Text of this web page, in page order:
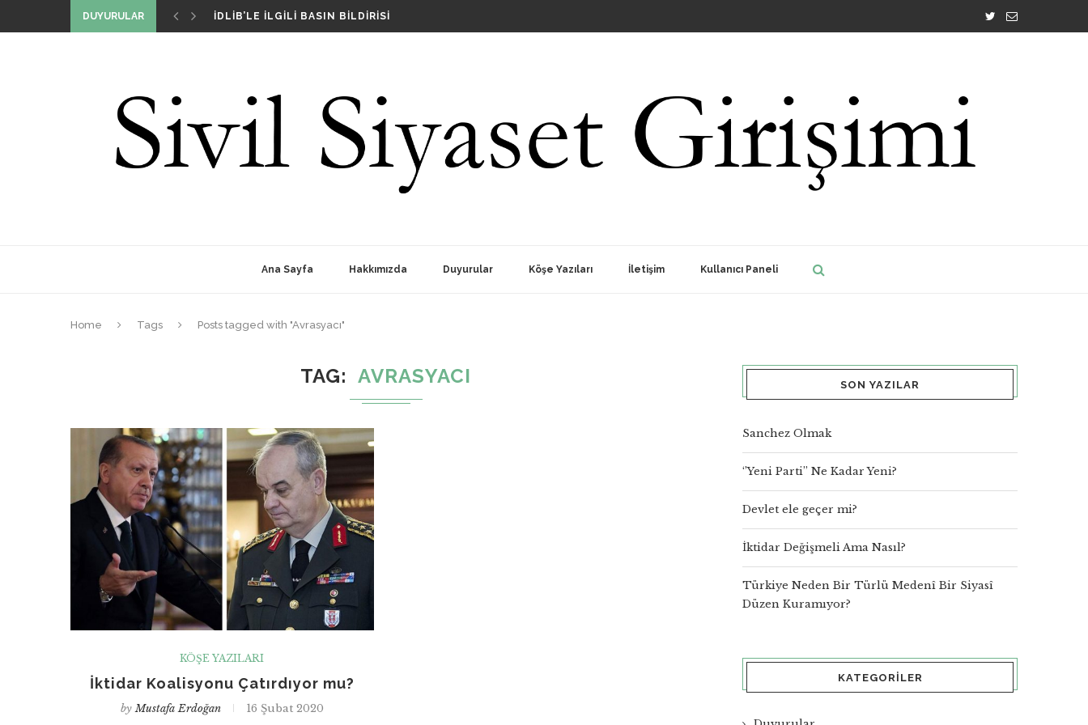
DUYURULAR
İDLIB’LE İLGILI BASIN BILDIRISI
DIŞ POLITIKA DAVRANIŞLARINDA SIYASILERI AKLI SELIME DAVET EDIYORUZ
Ana Sayfa Hakkımızda Duyurular Köşe Yazıları İletişim Kullanıcı Paneli
Home Tags Posts tagged with "Avrasyacı"
TAG AVRASYACI
KÖŞE YAZILARI
İktidar Koalisyonu Çatırdıyor mu?
byMustafa Erdoğan 16 Şubat 2020
SON YAZILAR
Sanchez Olmak
‘’Yeni Parti’’ Ne Kadar Yeni?
Devlet ele geçer mi?
İktidar Değişmeli Ama Nasıl?
Türkiye Neden Bir Türlü Medenî Bir Siyasî
Düzen Kuramıyor?
KATEGORILER